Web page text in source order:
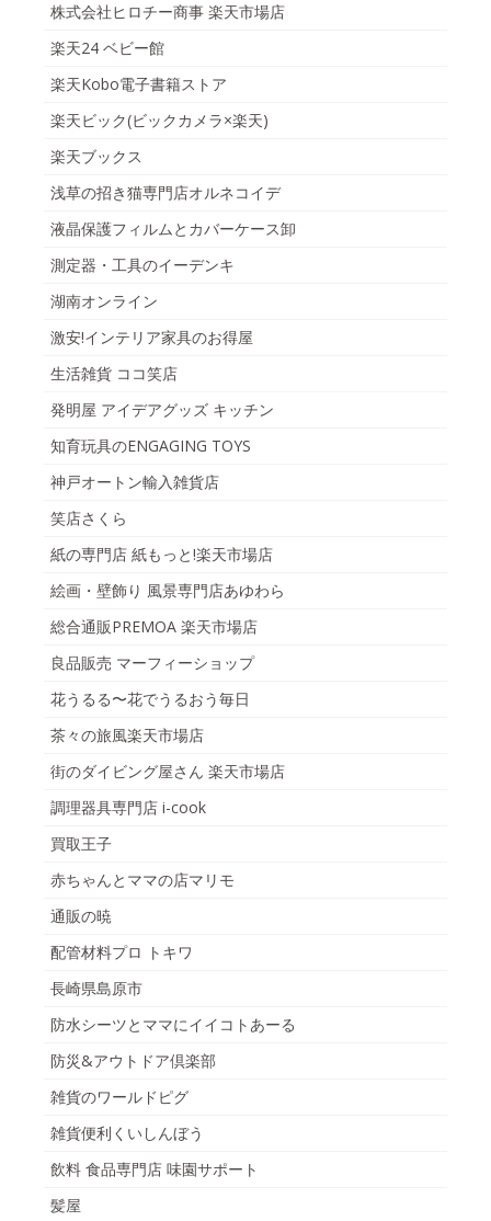
株式会社ヒロチー商事 楽天市場店
楽天24 ベビー館
楽天Kobo電子書籍ストア
楽天ビック(ビックカメラ×楽天)
楽天ブックス
浅草の招き猫専門店オルネコイデ
液晶保護フィルムとカバーケース卸
測定器・工具のイーデンキ
湖南オンライン
激安!インテリア家具のお得屋
生活雑貨 ココ笑店
発明屋 アイデアグッズ キッチン
知育玩具のENGAGING TOYS
神戸オートン輸入雑貨店
笑店さくら
紙の専門店 紙もっと!楽天市場店
絵画・壁飾り 風景専門店あゆわら
総合通販PREMOA 楽天市場店
良品販売 マーフィーショップ
花うるる〜花でうるおう毎日
茶々の旅風楽天市場店
街のダイビング屋さん 楽天市場店
調理器具専門店 i-cook
買取王子
赤ちゃんとママの店マリモ
通販の暁
配管材料プロ トキワ
長崎県島原市
防水シーツとママにイイコトあーる
防災&アウトドア倶楽部
雑貨のワールドピグ
雑貨便利くいしんぼう
飲料 食品専門店 味園サポート
髪屋